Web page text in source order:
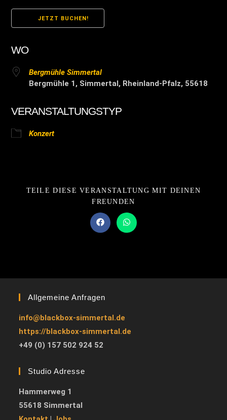
JETZT BUCHEN!
WO
Bergmühle Simmertal
Bergmühle 1, Simmertal, Rheinland-Pfalz, 55618
VERANSTALTUNGSTYP
Konzert
TEILE DIESE VERANSTALTUNG MIT DEINEN
FREUNDEN
TEILEN
Öffnet
in
Öffnet
in
Allgemeine Anfragen
info@blackbox-simmertal.de
https://blackbox-simmertal.de
+49 (0) 157 502 924 52
Studio Adresse
Hammerweg 1
55618 Simmertal